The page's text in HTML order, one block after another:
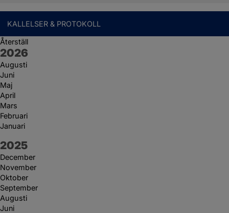
KALLELSER & PROTOKOLL
Återställ
År:
2026
Augusti
Juni
Maj
April
Mars
Februari
Januari
År:
2025
December
November
Oktober
September
Augusti
Juni